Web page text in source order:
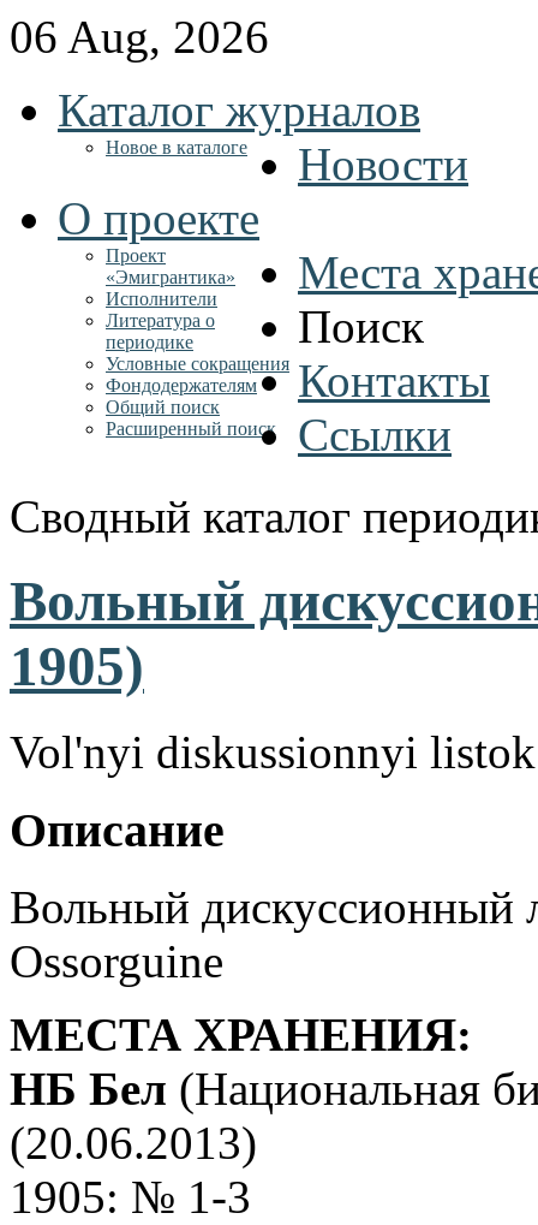
06 Aug, 2026
Каталог журналов
Новое в каталоге
Новости
О проекте
Проект
«Эмигрантика»
Исполнители
Литература о
периодике
Условные сокращения
Фондодержателям
Места
Поиск
Общий поиск
Расширенный поиск
Контакты
Ссылки
Сводный каталог
Вольный
1905)
Vol'nyi diskussionnyi listok
Описание
Вольный дискуссионный
Ossorguine
МЕСТА ХРАНЕНИЯ:
НБ Бел (Национальная
(20.06.2013)
1905: № 1-3